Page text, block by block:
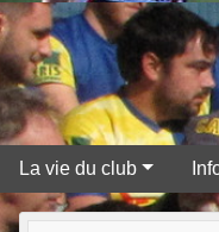
La vie du club